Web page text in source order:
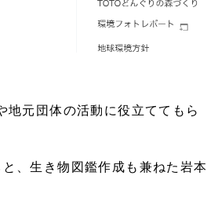
元団体の活動に役立ててもら
、生き物図鑑作成も兼ねた岩本